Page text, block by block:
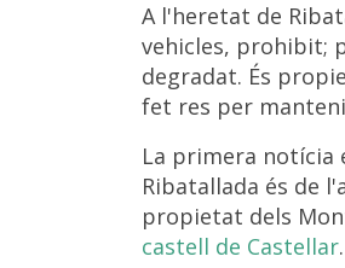
A l'heretat de
vehicles, prohibit;
degradat. És
fet res per
La primera notícia
Ribatallada és de
propietat dels
castell de Castellar.